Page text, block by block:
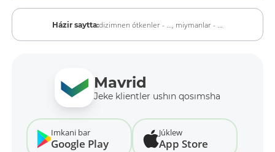
Házir saytta:dizimnen ótkenler - ..., miymanlar - ...
Mavrid
Jeke klientler ushın qosımsha
Imkani bar
Google Play
Júklew
App Store